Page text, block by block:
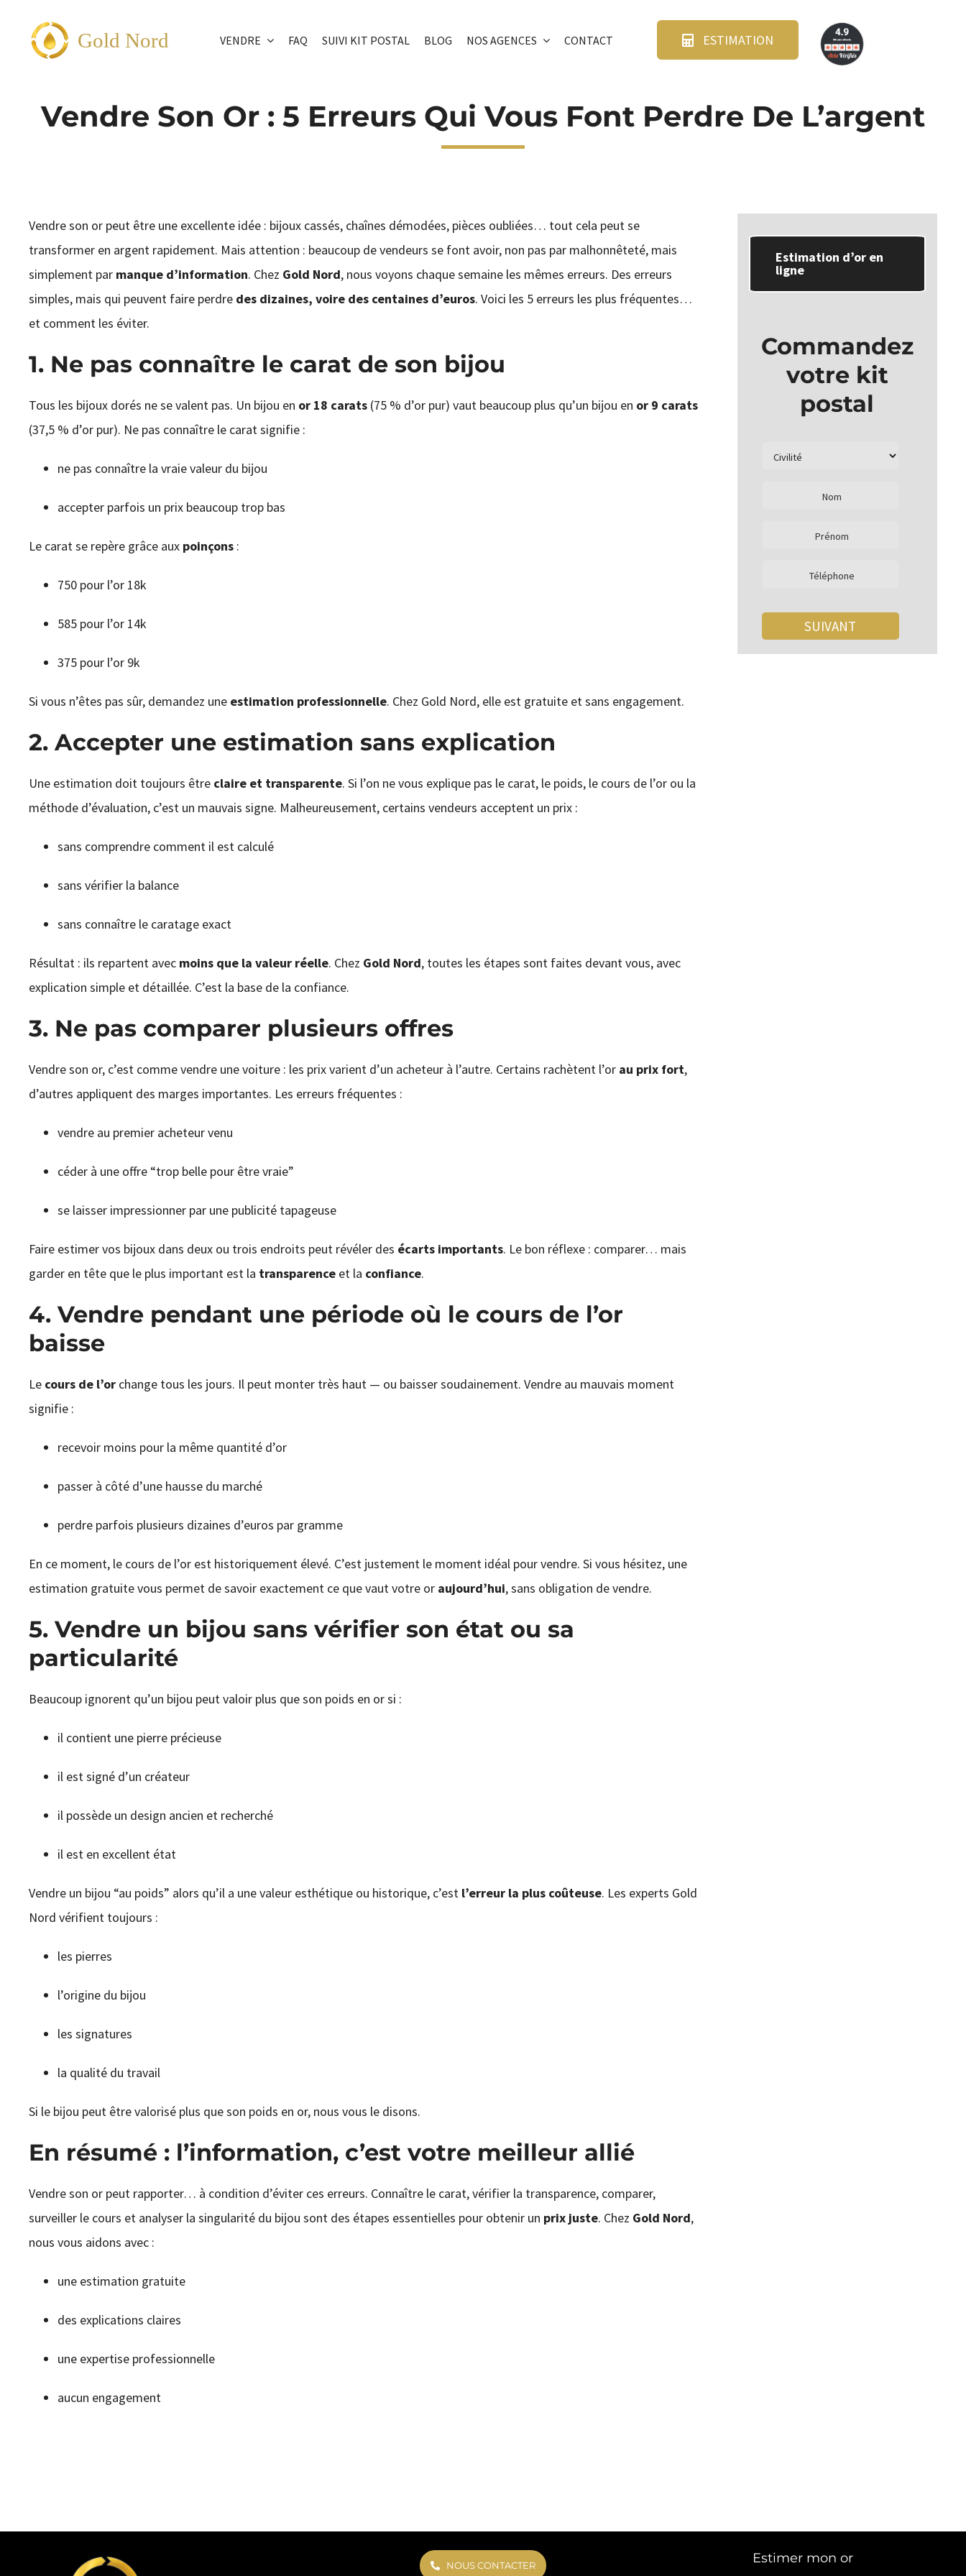
contenu
Gold Nord VENDRE FAQ SUIVI KIT POSTAL BLOG NOS AGENCES CONTACT ESTIMATION
Vendre Son Or : 5 Erreurs Qui Vous Font Perdre De L’argent
Vendre son or peut être une excellente idée : bijoux cassés, chaînes démodées, pièces oubliées… tout cela peut se
transformer en argent rapidement. Mais attention : beaucoup de vendeurs se font avoir, non pas par malhonnêteté, mais
simplement par manque d’information. Chez Gold Nord, nous voyons chaque semaine les mêmes erreurs. Des erreurs
simples, mais qui peuvent faire perdre des dizaines, voire des centaines d’euros. Voici les 5 erreurs les plus fréquentes…
et comment les éviter.
1. Ne pas connaître le carat de son bijou
Tous les bijoux dorés ne se valent pas. Un bijou en or 18 carats(75 % d’or pur) vaut beaucoup plus qu’un bijou en or 9 carats
(37,5 % d’or pur). Ne pas connaître le carat signifie :
ne pas connaître la vraie valeur du bijou
accepter parfois un prix beaucoup trop bas
Le carat se repère grâce aux poinçons:
750 pour l’or 18k
585 pour l’or 14k
375 pour l’or 9k
Si vous n’êtes pas sûr, demandez une estimation professionnelle. Chez Gold Nord, elle est gratuite et sans engagement.
2. Accepter une estimation sans explication
Une estimation doit toujours être claire et transparente. Si l’on ne vous explique pas le carat, le poids, le cours de l’or ou la
méthode d’évaluation, c’est un mauvais signe. Malheureusement, certains vendeurs acceptent un prix :
sans comprendre comment il est calculé
sans vérifier la balance
sans connaître le caratage exact
Résultat : ils repartent avec moins que la valeur réelle. Chez Gold Nord, toutes les étapes sont faites devant vous, avec
explication simple et détaillée. C’est la base de la confiance.
3. Ne pas comparer plusieurs offres
Vendre son or, c’est comme vendre une voiture : les prix varient d’un acheteur à l’autre. Certains rachètent l’or au prix fort,
d’autres appliquent des marges importantes. Les erreurs fréquentes :
vendre au premier acheteur venu
céder à une offre “trop belle pour être vraie”
se laisser impressionner par une publicité tapageuse
Faire estimer vos bijoux dans deux ou trois endroits peut révéler des écarts importants. Le bon réflexe : comparer… mais
garder en tête que le plus important est la transparenceet la confiance.
4. Vendre pendant une période où le cours de l’or
baisse
Le cours de l’orchange tous les jours. Il peut monter très haut — ou baisser soudainement. Vendre au mauvais moment
signifie :
recevoir moins pour la même quantité d’or
passer à côté d’une hausse du marché
perdre parfois plusieurs dizaines d’euros par gramme
En ce moment, le cours de l’or est historiquement élevé. C’est justement le moment idéal pour vendre. Si vous hésitez, une
estimation gratuite vous permet de savoir exactement ce que vaut votre or aujourd’hui, sans obligation de vendre.
5. Vendre un bijou sans vérifier son état ou sa
particularité
Beaucoup ignorent qu’un bijou peut valoir plus que son poids en or si :
il contient une pierre précieuse
il est signé d’un créateur
il possède un design ancien et recherché
il est en excellent état
Vendre un bijou “au poids” alors qu’il a une valeur esthétique ou historique, c’est l’erreur la plus coûteuse. Les experts Gold
Nord vérifient toujours :
les pierres
l’origine du bijou
les signatures
la qualité du travail
Si le bijou peut être valorisé plus que son poids en or, nous vous le disons.
En résumé : l’information, c’est votre meilleur allié
Vendre son or peut rapporter… à condition d’éviter ces erreurs. Connaître le carat, vérifier la transparence, comparer,
surveiller le cours et analyser la singularité du bijou sont des étapes essentielles pour obtenir un prix juste. Chez Gold Nord,
nous vous aidons avec :
une estimation gratuite
des explications claires
une expertise professionnelle
aucun engagement
Estimation d’or en
ligne
Commandez
votre kit
postal
NOUS CONTACTER
Estimer mon or